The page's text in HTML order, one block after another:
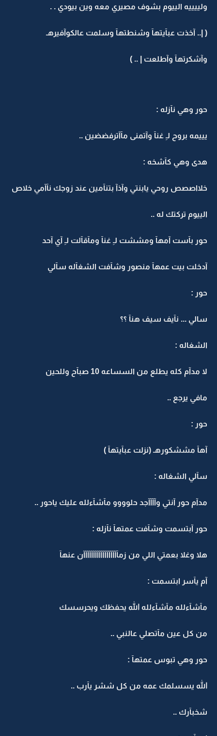
ولييييه الييوم بشوف مصيري معه وين بيودي . .
( |.. آخذت عبآيتهآ وشنطتهآ وسلمت عالكوآفيرهـ
وآشكرتهآ وآطلعت | .. )
حور وهي نآزله :
يييمه بروح لـِ غنآ وآتمنى مآآترفضضين ..
هدى وهي كآشخه :
خلااصصص روحي يابنتي وآذآ بتنآمين عند زوجك نآآمي خلاص
الييوم تركتك له ..
حور بآست آمهآ ومششت لـِ غنآ ومآقآلت لـِ آي آحد
آدخلت بيت عمهآ منصور وشآفت الشغآله سآلي
حور :
سالي ... نآيف سيف هنآ ؟؟
الشغاله :
لا مدآم كله يطلع من السساعه 10 صبآح وللحين
مافي يرجع ..
حور :
آهآ مششكورهـ (نزلت عبآيتهآ )
سآلي الشغاله :
مدآم حور آنتي وآآآآجد حلوووو مآشآءلله عليك ياحور ..
حور آبتسمت وشآفت عمتهآ نآزله :
هلا وغلا بعمتي اللي من زمآآآآآآآآآآآآآآآآآآن عنهآ
آم يآسر ابتسمت :
مآشآءلله مآشآءلله الله يحفظك ويحرسسك
من كل عين مآتصلي عالنبي ..
حور وهي تبوس عمتهآ :
الله يسسلمك عمه من كل ششر يآرب ..
شخبآرك ..